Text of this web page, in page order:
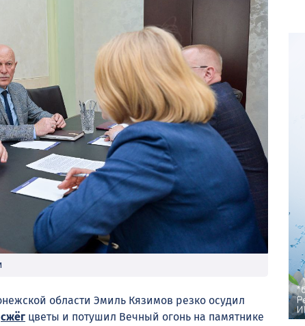
области Эмиль Кязимов резко осудил
сжёг цветы и потушил Вечный огонь на памятнике